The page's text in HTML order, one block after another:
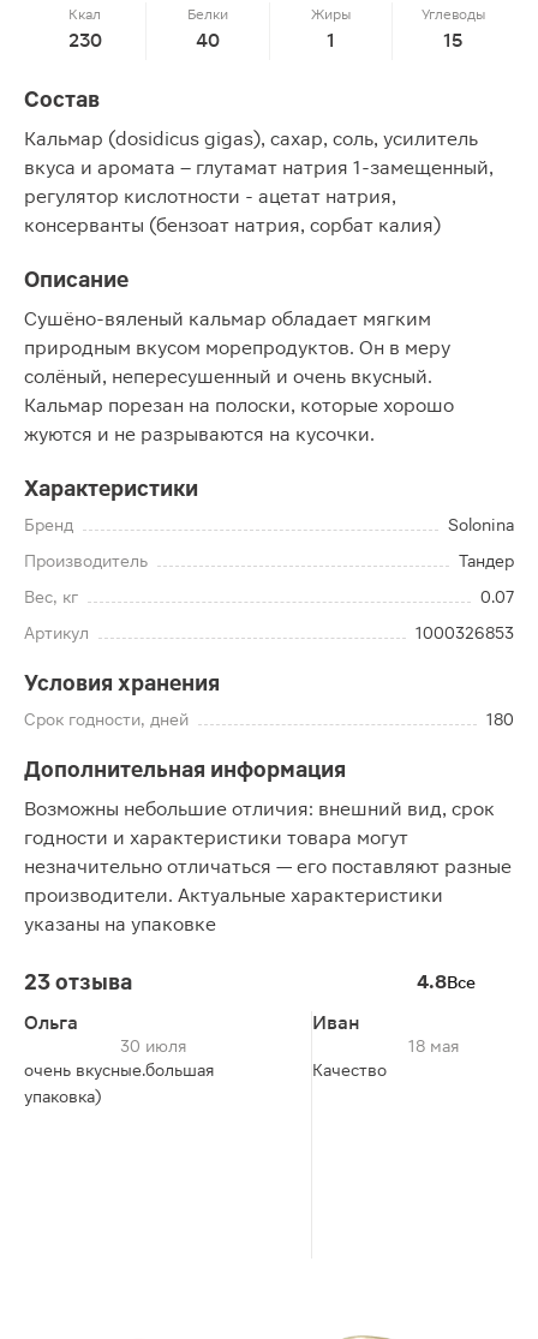
Ккал
230
Белки
40
Жиры
1
Углеводы
15
Состав
Кальмар (dosidicus gigas), сахар, соль, усилитель
вкуса и аромата – глутамат натрия 1-замещенный,
регулятор кислотности - ацетат натрия,
консерванты (бензоат натрия, сорбат калия)
Описание
Сушёно-вяленый кальмар обладает мягким
природным вкусом морепродуктов. Он в меру
солёный, непересушенный и очень вкусный.
Кальмар порезан на полоски, которые хорошо
жуются и не разрываются на кусочки.
Характеристики
Бренд
Solonina
Производитель
Тандер
Вес, кг
0.07
Артикул
1000326853
Условия хранения
Срок годности, дней 180
Дополнительная информация
Возможны небольшие отличия: внешний вид, срок
годности и характеристики товара могут
незначительно отличаться — его поставляют разные
производители. Актуальные характеристики
указаны на упаковке
23 отзыва 4.8Все
Ольга
30 июля
очень вкусные.большая
упаковка)
Иван
18 мая
Качество